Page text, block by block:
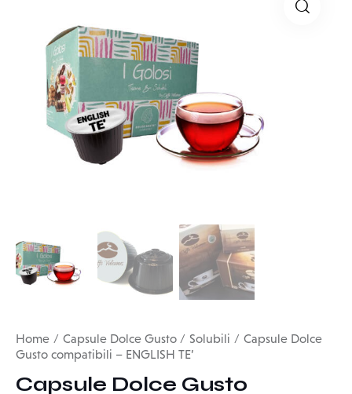
Home Capsule Dolce Gusto Solubili
Capsule Dolce
Gusto compatibili – ENGLISH TE’
Capsule Dolce Gusto